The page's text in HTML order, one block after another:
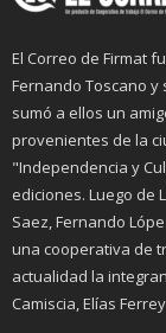
El Correo de Firmat
Fernando Toscano y
sumó a ellos un
provenientes de la
"Independencia y
ediciones. Luego de
Saez, Fernando
una cooperativa de
actualidad la
Camiscia, Elías